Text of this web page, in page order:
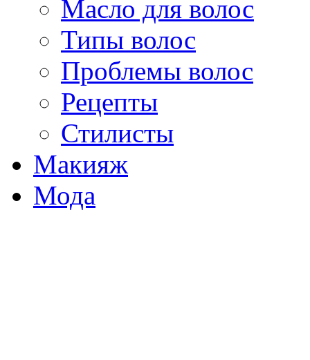
Масло для волос
Типы волос
Проблемы волос
Рецепты
Стилисты
Макияж
Мода